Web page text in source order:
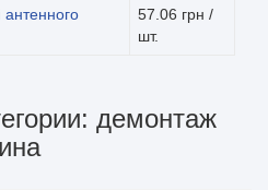
антенного
57.06 грн /
шт.
демонтаж